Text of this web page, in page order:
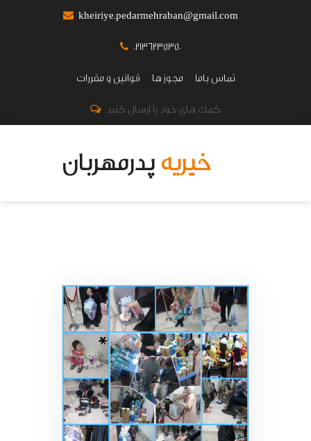
kheiriye.pedarmehraban@gmail.com
02136235350
قوانین و مقررات
مجوز ها
تماس باما
کمک های خود را ارسال کنید
خیریهپدرمهربان